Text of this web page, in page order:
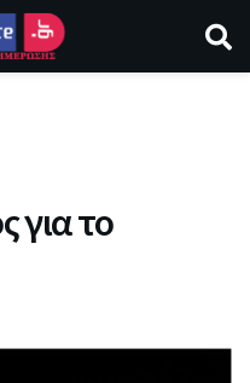
για το